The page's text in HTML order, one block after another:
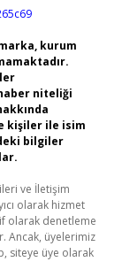
kurum
niteliği
kişiler ile isim
bilgiler
ve İletişim
olarak hizmet
olarak denetleme
Ancak, üyelerimiz
siteye üye olarak